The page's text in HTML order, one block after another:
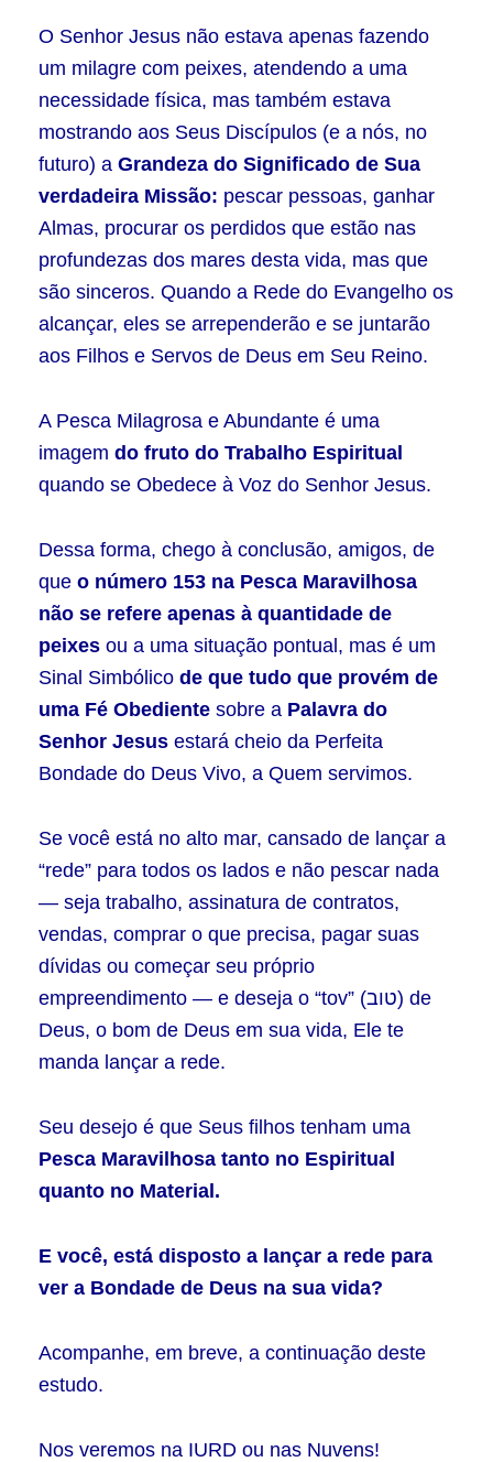
O Senhor Jesus não estava apenas fazendo
um milagre com peixes, atendendo a uma
necessidade física, mas também estava
mostrando aos Seus Discípulos (e a nós, no
futuro) a Grandeza do Significado de Sua
verdadeira Missão: pescar pessoas, ganhar
Almas, procurar os perdidos que estão nas
profundezas dos mares desta vida, mas que
são sinceros. Quando a Rede do Evangelho os
alcançar, eles se arrependerão e se juntarão
aos Filhos e Servos de Deus em Seu Reino.
A Pesca Milagrosa e Abundante é uma
imagem do fruto do Trabalho Espiritual
quando se Obedece à Voz do Senhor Jesus.
Dessa forma, chego à conclusão, amigos, de
que o número 153 na Pesca Maravilhosa
não se refere apenas à quantidade de
peixes ou a uma situação pontual, mas é um
Sinal Simbólico de que tudo que provém de
uma Fé Obediente sobre a Palavra do
Senhor Jesus estará cheio da Perfeita
Bondade do Deus Vivo, a Quem servimos.
Se você está no alto mar, cansado de lançar a
“rede” para todos os lados e não pescar nada
— seja trabalho, assinatura de contratos,
vendas, comprar o que precisa, pagar suas
dívidas ou começar seu próprio
empreendimento — e deseja o “tov” (טוב) de
Deus, o bom de Deus em sua vida, Ele te
manda lançar a rede.
Seu desejo é que Seus filhos tenham uma
Pesca Maravilhosa tanto no Espiritual
quanto no Material.
E você, está disposto a lançar a rede para
ver a Bondade de Deus na sua vida?
Acompanhe, em breve, a continuação deste
estudo.
Nos veremos na IURD ou nas Nuvens!